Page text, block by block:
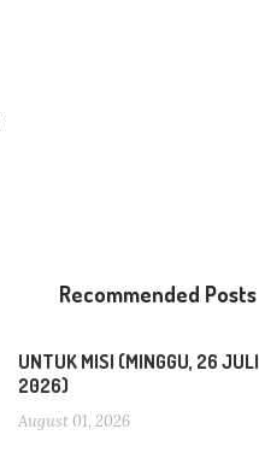
Recommended Posts
UNTUK MISI (MINGGU, 26 JULI
2026)
August 01, 2026